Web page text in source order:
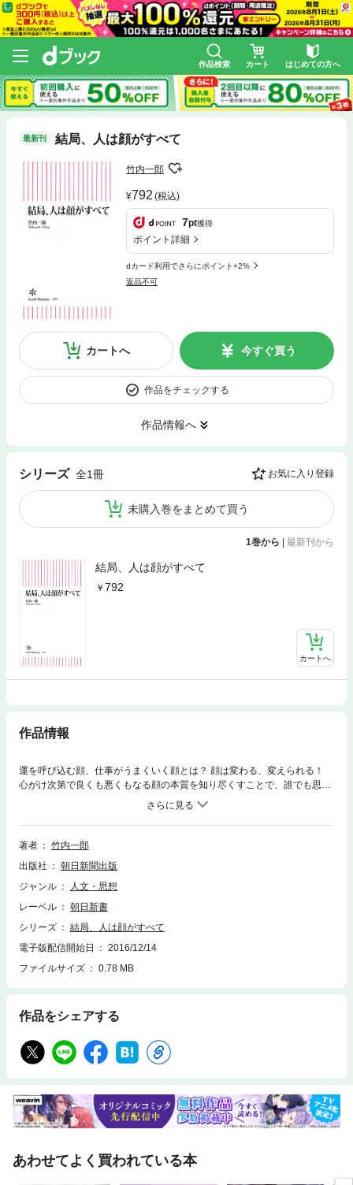
作品検索 カート はじめての方へ
最新刊 結局、人は顔がすべて
竹内一郎
792 (税込)
7pt獲得
ポイント詳細
dカード利用でさらにポイント+2%
返品不可
カートへ 今すぐ買う
作品をチェックする
作品情報へ
シリーズ 全1冊 お気に入り登録
未購入巻をまとめて買う
1巻から 最新刊から
結局、人は顔がすべて
792
カートへ
作品情報
運を呼び込む顔、仕事がうまくいく顔とは？ 顔は変わる、変えられる！
心がけ次第で良くも悪くもなる顔の本質を知り尽くすことで、誰でも思い
通りの顔を手に入れることができます。「見た目の専門家」である著者が
説く、整形美容にも優るセルフ造顔術のすべて。
著者
竹内一郎
出版社
朝日新聞出版
ジャンル
人文・思想
レーベル
朝日新書
シリーズ
結局、人は顔がすべて
電子版配信開始日
2016/12/14
ファイルサイズ
0.78 MB
作品をシェアする
あわせてよく買われている本